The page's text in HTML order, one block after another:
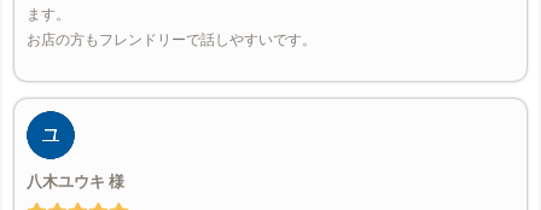
ます。
お店の方もフレンドリーで話しやすいです。
八木ユウキ